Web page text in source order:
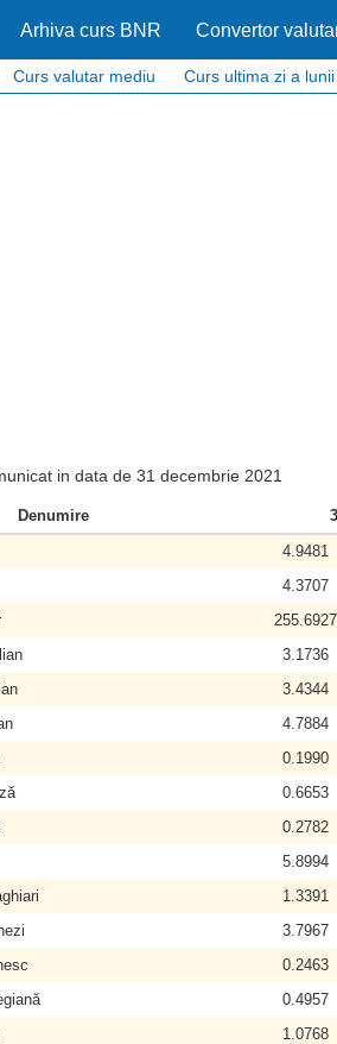
Arhiva curs BNR Convertor
Curs valutar mediu Curs ultima zi a lunii
in data de 31 decembrie 2021
Denumire
4.9481
4.3707
255.6927
3.1736
3.4344
4.7884
0.1990
0.6653
0.2782
5.8994
1.3391
3.7967
0.2463
0.4957
1.0768